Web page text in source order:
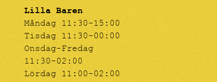
Lilla Baren
Måndag 11:30-15:00
Tisdag 11:30-00:00
Onsdag-Fredag
11:30-02:00
Lördag 11:00-02:00